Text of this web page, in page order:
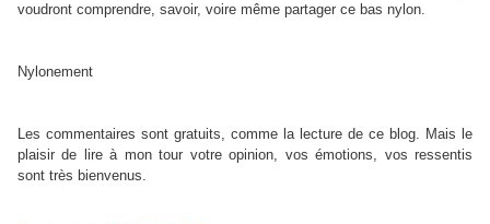
voudront comprendre, savoir, voire même partager ce bas nylon.
Nylonement
Les commentaires sont gratuits, comme la lecture de ce blog. Mais le
plaisir de lire à mon tour votre opinion, vos émotions, vos ressentis
sont très bienvenus.